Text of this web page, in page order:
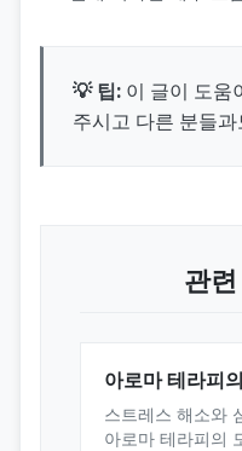
💡 팁: 이 글이 도움
주시고 다른 분들
관
아로마 테라피
스트레스 해소와
아로마 테라피의